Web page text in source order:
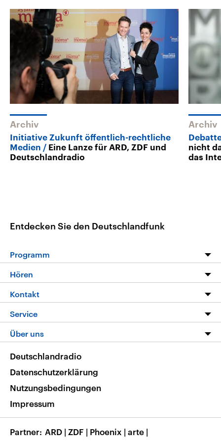
Archiv
Initiative Zukunft öffentlich-rechtliche
Medien
Eine Lanze für ARD, ZDF und
Deutschlandradio
Archiv
nicht
das
Entdecken Sie den Deutschlandfunk
Programm
Programm
Die Nachrichten
Nachrichtenleicht
Neue Beiträge auf dlf.de
Hören
Livestream
Podcasts
Deutschlandfunk App
Nachrichten App
Frequenzen
Kontakt
Hörerservice
Service
FAQ
Veranstaltungen
Musikliste
RSS
Über uns
Barrierefreiheit
Deutschlandradio
Datenschutzerklärung
Nutzungsbedingungen
Impressum
Partner ARD | ZDF | Phoenix | arte |